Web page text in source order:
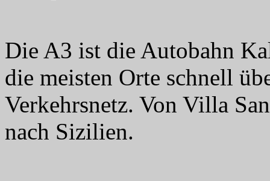
Die A3 ist die Autobahn
die meisten Orte schnell
Verkehrsnetz. Von Villa
nach Sizilien.